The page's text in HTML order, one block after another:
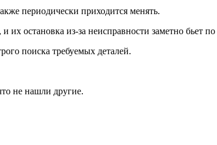
периодически приходится менять.
их остановка из-за неисправности заметно бьет
поиска требуемых деталей.
не нашли другие.